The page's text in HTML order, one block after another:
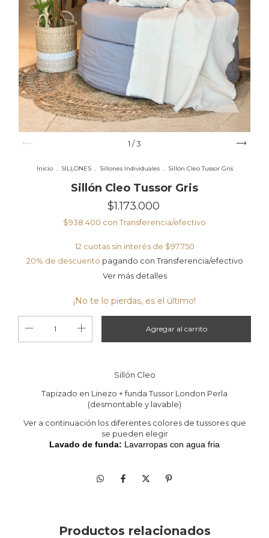
1 /3
Inicio . SILLONES . Sillones Individuales . Sillón Cleo Tussor Gris
Sillón Cleo Tussor Gris
$1.173.000
$938.400 con Transferencia/efectivo
12 cuotas sin interés de $97.750
20% de descuento pagando con Transferencia/efectivo
Ver más detalles
¡No te lo pierdas, es el último!
Sillón Cleo
Tapizado en Linezo + funda Tussor London Perla
(desmontable y lavable)
Ver a continuación los diferentes colores de tussores que
se pueden elegir
Lavado de funda: Lavarropas con agua fria
Diámetro total: 1 mts
Altura piso al asiento: 45 cm
entrega en caso de haber stock es de 7 a 15 dias. En
Productos relacionados